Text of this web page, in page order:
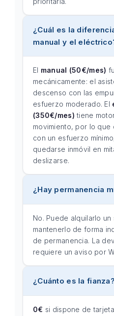
¿Cuál es la
manual y el
El manual (50€/mes)
mecánicamente: el
descenso con las
esfuerzo moderado. El
(350€/mes) tiene
movimiento, por lo que
con un esfuerzo
quedarse inmóvil en
deslizarse.
¿Hay permanencia
No. Puede alquilarlo un
mantenerlo de forma
de permanencia. La
requiere un aviso por
¿Cuánto es la fianza?
0€ si dispone de